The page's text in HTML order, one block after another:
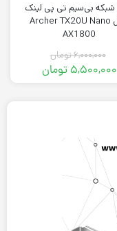
شبکه بی‌سیم تی پی لینک
مدل Archer TX20U Nano
AX1800
۶,۰۰۰,۰۰۰تومان
قیمت
۵,۵۰۰,۰۰۰تومان
قیمت